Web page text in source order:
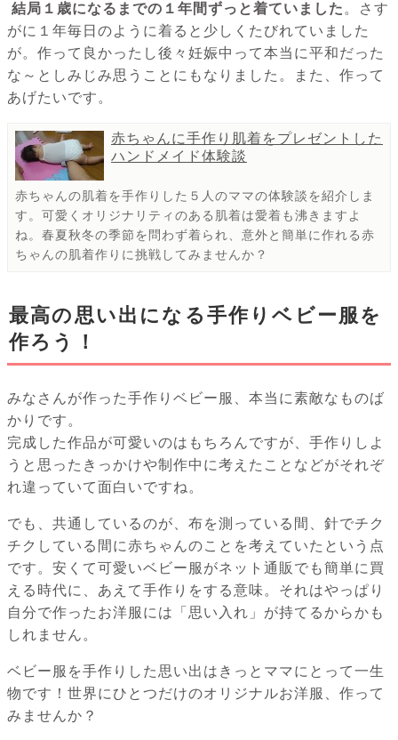
結局１歳になるまでの１年間ずっと着ていました 。さす
がに１年毎日のように着ると少しくたびれていました
が。作って良かったし後々妊娠中って本当に平和だった
な～としみじみ思うことにもなりました。また、作って
あげたいです。
赤ちゃんに手作り肌着をプレゼントした
ハンドメイド体験談
赤ちゃんの肌着を手作りした５人のママの体験談を紹介しま
す。可愛くオリジナリティのある肌着は愛着も沸きますよ
ね。春夏秋冬の季節を問わず着られ、意外と簡単に作れる赤
ちゃんの肌着作りに挑戦してみませんか？
最高の思い出になる手作りベビー服を
作ろう！
みなさんが作った手作りベビー服、本当に素敵なものば
かりです。
完成した作品が可愛いのはもちろんですが、手作りしよ
うと思ったきっかけや制作中に考えたことなどがそれぞ
れ違っていて面白いですね。
でも、共通しているのが、布を測っている間、針でチク
チクしている間に赤ちゃんのことを考えていたという点
です。安くて可愛いベビー服がネット通販でも簡単に買
える時代に、あえて手作りをする意味。それはやっぱり
自分で作ったお洋服には「思い入れ」が持てるからかも
しれません。
ベビー服を手作りした思い出はきっとママにとって一生
物です！世界にひとつだけのオリジナルお洋服、作って
みませんか？